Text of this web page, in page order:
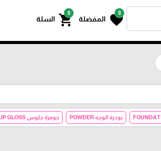
0
favorite المفضلة
0
shopping_cart السلة
بودرة الوجه POWDER حومرة جلوس LIP GLOSS